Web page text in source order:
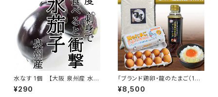
水なす 1個 【大阪 泉州産 水茄
子 水ナス】
¥290
「ブランド鶏卵・龍のたまご（10
個）」・「米（5kg）」・「淡路島たま
ねぎドレッシング（380ml）」セッ
¥8,500